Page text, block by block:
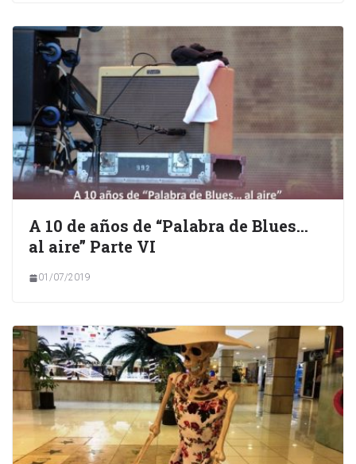
A 10 de años de “Palabra de Blues…
al aire” Parte VI
01/07/2019